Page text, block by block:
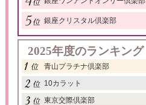
銀座クリスタル倶楽部
2025年度のランキング
青山プラチナ倶楽部
10カラット
東京交際倶楽部